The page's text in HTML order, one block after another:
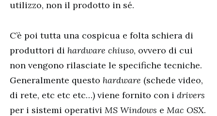
utilizzo, non il prodotto in sé.
C’è poi tutta una cospicua e folta schiera di
produttori di hardware chiuso, ovvero di cui
non vengono rilasciate le specifiche tecniche.
Generalmente questo hardware (schede video,
di rete, etc etc etc…) viene fornito con i drivers
per i sistemi operativi MS Windows e Mac OSX.